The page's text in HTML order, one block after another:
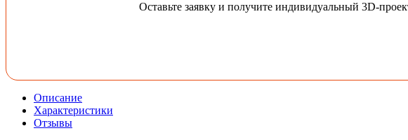
Оставьте заявку и получите индивидуальный 3D-
Описание
Характеристики
Отзывы